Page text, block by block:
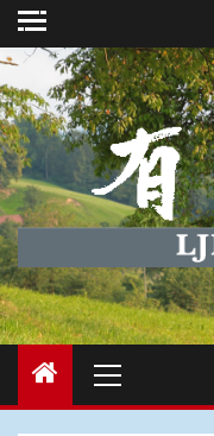
Skip
to
content
Menu